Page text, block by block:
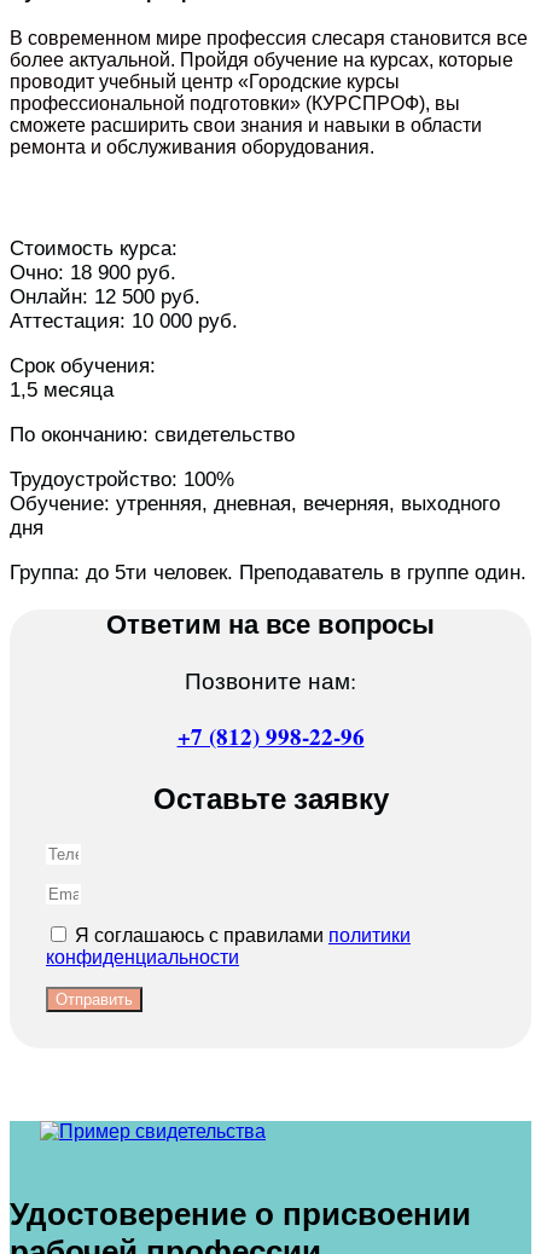
В современном мире профессия слесаря становится все
более актуальной. Пройдя обучение на курсах, которые
проводит учебный центр «Городские курсы
профессиональной подготовки» (КУРСПРОФ), вы
сможете расширить свои знания и навыки в области
ремонта и обслуживания оборудования.
Стоимость курса:
Очно: 18 900 руб.
Онлайн: 12 500 руб.
Аттестация: 10 000 руб.
Срок обучения:
1,5 месяца
По окончанию: свидетельство
Трудоустройство: 100%
Обучение: утренняя, дневная, вечерняя, выходного
дня
Группа: до 5ти человек. Преподаватель в группе один.
Ответим на все вопросы
Позвоните нам:
+7 (812) 998-22-96
Оставьте заявку
Я соглашаюсь с правилами политики
конфиденциальности
Отправить
Удостоверение о присвоении